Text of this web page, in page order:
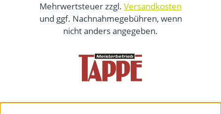
Mehrwertsteuer zzgl. Versandkosten
und ggf. Nachnahmegebühren, wenn
nicht anders angegeben.